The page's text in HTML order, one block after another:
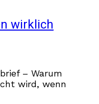
wirklich